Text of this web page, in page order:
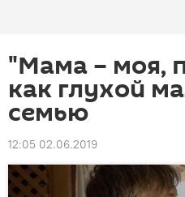
"Мама – моя,
как глухой
семью
12:05 02.06.2019